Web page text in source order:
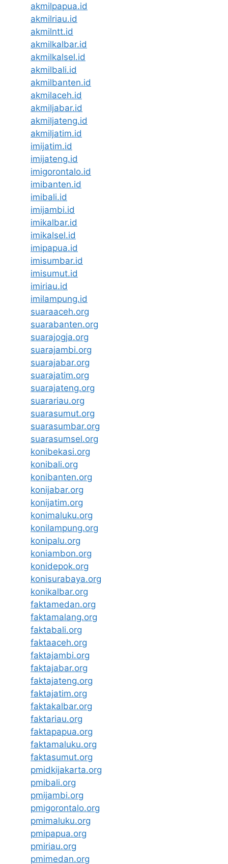
akmilpapua.id
akmilriau.id
akmilntt.id
akmilkalbar.id
akmilkalsel.id
akmilbali.id
akmilbanten.id
akmilaceh.id
akmiljabar.id
akmiljateng.id
akmiljatim.id
imijatim.id
imijateng.id
imigorontalo.id
imibanten.id
imibali.id
imijambi.id
imikalbar.id
imikalsel.id
imipapua.id
imisumbar.id
imisumut.id
imiriau.id
imilampung.id
suaraaceh.org
suarabanten.org
suarajogja.org
suarajambi.org
suarajabar.org
suarajatim.org
suarajateng.org
suarariau.org
suarasumut.org
suarasumbar.org
suarasumsel.org
konibekasi.org
konibali.org
konibanten.org
konijabar.org
konijatim.org
konimaluku.org
konilampung.org
konipalu.org
koniambon.org
konidepok.org
konisurabaya.org
konikalbar.org
faktamedan.org
faktamalang.org
faktabali.org
faktaaceh.org
faktajambi.org
faktajabar.org
faktajateng.org
faktajatim.org
faktakalbar.org
faktariau.org
faktapapua.org
faktamaluku.org
faktasumut.org
pmidkijakarta.org
pmibali.org
pmijambi.org
pmigorontalo.org
pmimaluku.org
pmipapua.org
pmiriau.org
pmimedan.org